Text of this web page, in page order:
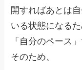
開すればあとは
いる状態になるた
「自分のペース
そのため、